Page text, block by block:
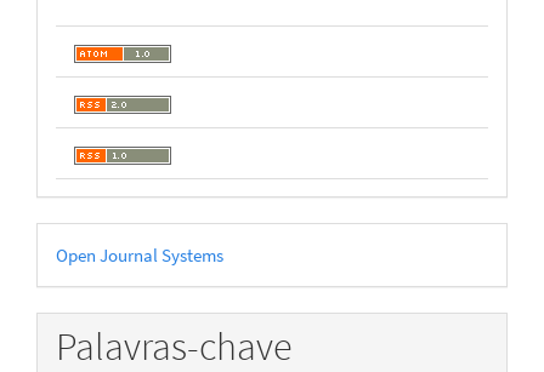
Desenvolvido
por
Open Journal Systems
Palavras-chave